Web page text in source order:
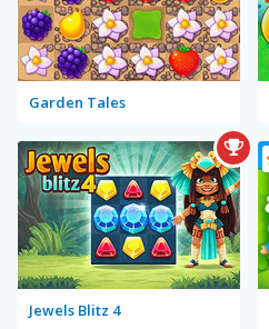
Garden Tales
Jewels Blitz 4